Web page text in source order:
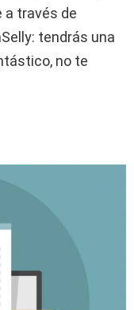
a través de
tendrás una
no te